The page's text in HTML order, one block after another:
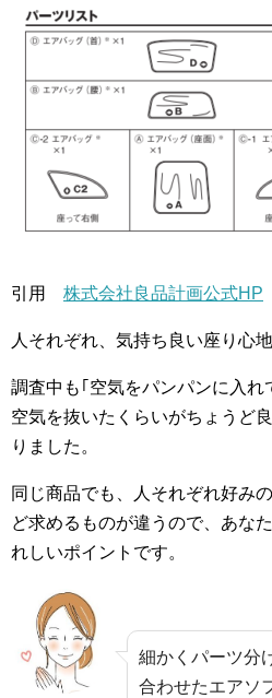
引用 株式会社良品計画公式HP
人それぞれ、気持ち良い座り心
調査中も｢空気をパンパンに入れ
空気を抜いたくらいがちょうど
りました。
同じ商品でも、人それぞれ好み
ど求めるものが違うので、あな
れしいポイントです。
細かくパーツ分
合わせたエアソ